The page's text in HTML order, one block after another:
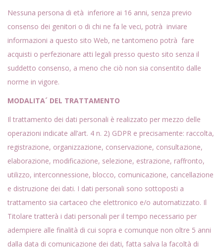
Nessuna persona di età inferiore ai 16 anni, senza previo
consenso dei genitori o di chi ne fa le veci, potrà inviare
informazioni a questo sito Web, ne tantomeno potrà fare
acquisti o perfezionare atti legali presso questo sito senza il
suddetto consenso, a meno che ciò non sia consentito dalle
norme in vigore.
MODALITA´ DEL TRATTAMENTO
Il trattamento dei dati personali è realizzato per mezzo delle
operazioni indicate all’art. 4 n. 2) GDPR e precisamente: raccolta,
registrazione, organizzazione, conservazione, consultazione,
elaborazione, modificazione, selezione, estrazione, raffronto,
utilizzo, interconnessione, blocco, comunicazione, cancellazione
e distruzione dei dati. I dati personali sono sottoposti a
trattamento sia cartaceo che elettronico e/o automatizzato. Il
Titolare tratterà i dati personali per il tempo necessario per
adempiere alle finalità di cui sopra e comunque non oltre 5 anni
dalla data di comunicazione dei dati, fatta salva la facoltà di